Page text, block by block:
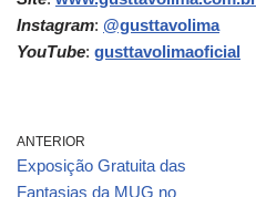
Instagram: @gusttavolima
YouTube: gusttavolimaoficial
ANTERIOR
Exposição Gratuita das
Fantasias da MUG no